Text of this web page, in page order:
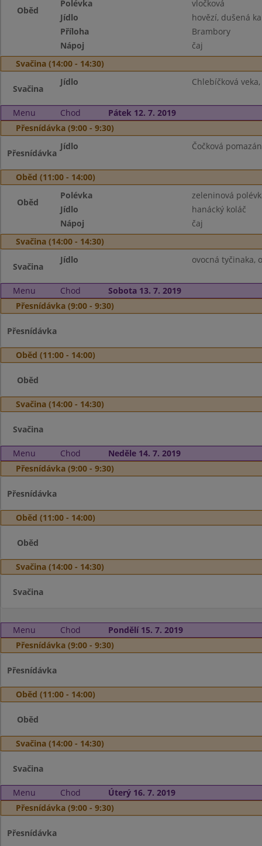
Oběd
Polévka
vločková
Jídlo
hovězí, dušená
Příloha
Brambory
Nápoj
čaj
Svačina (14:00 - 14:30)
Svačina
Jídlo Chlebíčková
Menu Chod
Pátek 12. 7. 2019
Přesnídávka (9:00 - 9:30)
Přesnídávka
Jídlo Čočková
Oběd (11:00 - 14:00)
Oběd
Polévka
zeleninová
Jídlo
hanácký koláč
Nápoj
čaj
Svačina (14:00 - 14:30)
Svačina
Jídlo ovocná tyčinaka,
Menu Chod
Sobota 13. 7. 2019
Přesnídávka (9:00 - 9:30)
Přesnídávka
Oběd (11:00 - 14:00)
Oběd
Svačina (14:00 - 14:30)
Svačina
Menu Chod
Neděle 14. 7. 2019
Přesnídávka (9:00 - 9:30)
Přesnídávka
Oběd (11:00 - 14:00)
Oběd
Svačina (14:00 - 14:30)
Svačina
Menu Chod
Pondělí 15. 7. 2019
Přesnídávka (9:00 - 9:30)
Přesnídávka
Oběd (11:00 - 14:00)
Oběd
Svačina (14:00 - 14:30)
Svačina
Menu Chod
Úterý 16. 7. 2019
Přesnídávka (9:00 - 9:30)
Přesnídávka